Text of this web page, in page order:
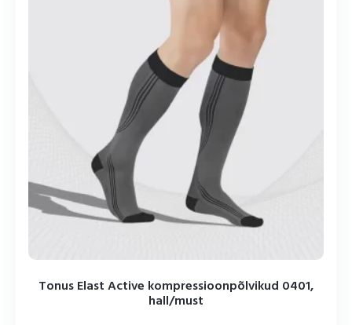
Tonus Elast Active kompressioonpõlvikud 0401,
hall/must